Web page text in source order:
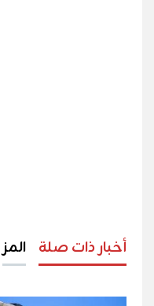
أخبار ذات صلة